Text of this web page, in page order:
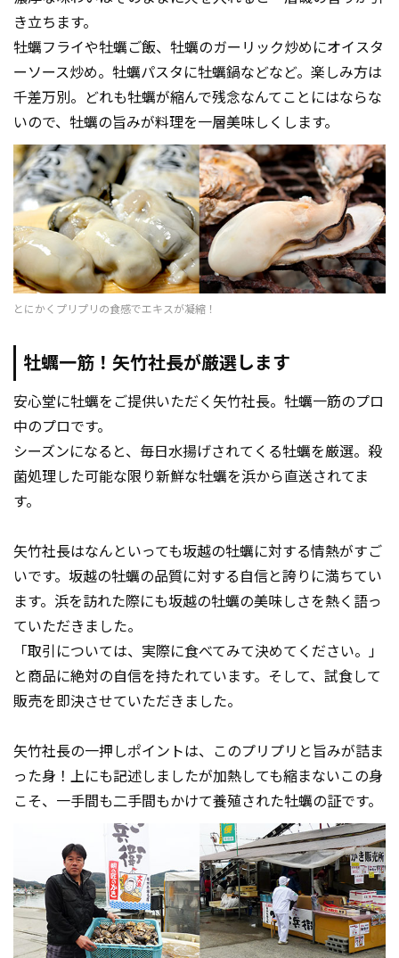
き立ちます。
牡蠣フライや牡蠣ご飯、牡蠣のガーリック炒めにオイスタ
ーソース炒め。牡蠣パスタに牡蠣鍋などなど。楽しみ方は
千差万別。どれも牡蠣が縮んで残念なんてことにはならな
いので、牡蠣の旨みが料理を一層美味しくします。
とにかくプリプリの食感でエキスが凝縮！
牡蠣一筋！矢竹社長が厳選します
安心堂に牡蠣をご提供いただく矢竹社長。牡蠣一筋のプロ
中のプロです。
シーズンになると、毎日水揚げされてくる牡蠣を厳選。殺
菌処理した可能な限り新鮮な牡蠣を浜から直送されてま
す。
矢竹社長はなんといっても坂越の牡蠣に対する情熱がすご
いです。坂越の牡蠣の品質に対する自信と誇りに満ちてい
ます。浜を訪れた際にも坂越の牡蠣の美味しさを熱く語っ
ていただきました。
「取引については、実際に食べてみて決めてください。」
と商品に絶対の自信を持たれています。そして、試食して
販売を即決させていただきました。
矢竹社長の一押しポイントは、このプリプリと旨みが詰ま
った身！上にも記述しましたが加熱しても縮まないこの身
こそ、一手間も二手間もかけて養殖された牡蠣の証です。